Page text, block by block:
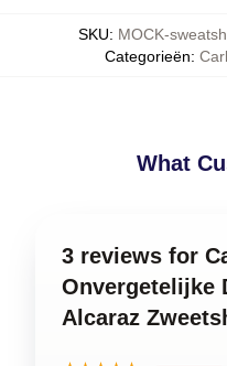
SKU: MOCK-
Categorieën:
What
3 reviews for
Onvergetelijke
Alcaraz